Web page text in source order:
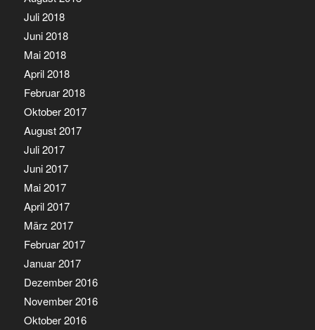
Juli 2018
Juni 2018
Mai 2018
April 2018
Februar 2018
Oktober 2017
August 2017
Juli 2017
Juni 2017
Mai 2017
April 2017
März 2017
Februar 2017
Januar 2017
Dezember 2016
November 2016
Oktober 2016